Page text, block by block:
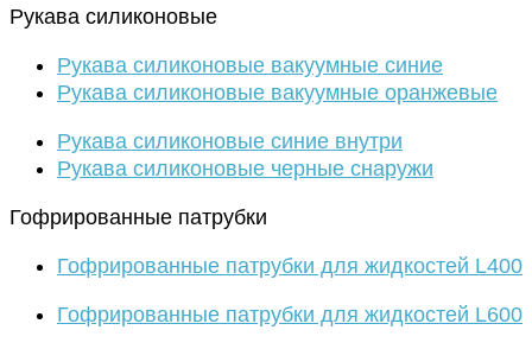
Рукава силиконовые
Рукава силиконовые вакуумные синие
Рукава силиконовые вакуумные оранжевые
Рукава силиконовые синие внутри
Рукава силиконовые черные снаружи
Гофрированные патрубки
Гофрированные патрубки для жидкостей L400
Гофрированные патрубки для жидкостей L600